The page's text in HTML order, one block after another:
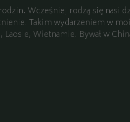
Wcześniej rodzą się nasi
Takim wydarzeniem w
Wietnamie. Bywał w